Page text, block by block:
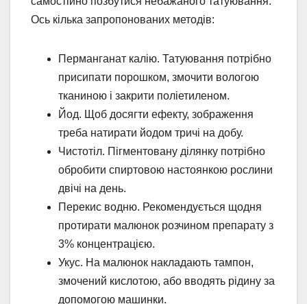
Ось кілька запропонованих методів:
Перманганат калію. Татуювання потрібно
присипати порошком, змочити вологою
тканиною і закрити поліетиленом.
Йод. Щоб досягти ефекту, зображення
треба натирати йодом тричі на добу.
Чистотіл. Пігментовану ділянку потрібно
обробити спиртовою настоянкою рослини
двічі на день.
Перекис водню. Рекомендується щодня
протирати малюнок розчином препарату з
3% концентрацією.
Укус. На малюнок накладають тампон,
змочений кислотою, або вводять рідину за
допомогою машинки.